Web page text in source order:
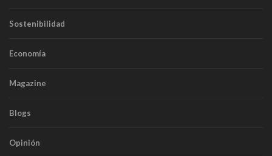
Sostenibilidad
Economía
Magazine
Blogs
Opinión